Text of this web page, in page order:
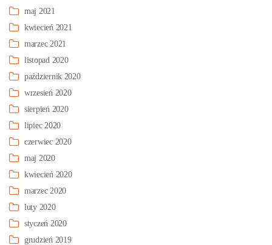
maj 2021
kwiecień 2021
marzec 2021
listopad 2020
październik 2020
wrzesień 2020
sierpień 2020
lipiec 2020
czerwiec 2020
maj 2020
kwiecień 2020
marzec 2020
luty 2020
styczeń 2020
grudzień 2019